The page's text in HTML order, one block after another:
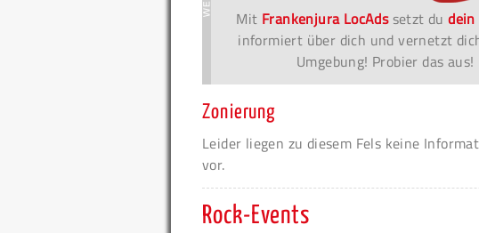
Mit Frankenjura LocAdssetzt dudein
informiert über dich und vernetzt
Umgebung! Probier das
Zonierung
Leider liegen zu diesem Fels keine
vor.
Rock-Events